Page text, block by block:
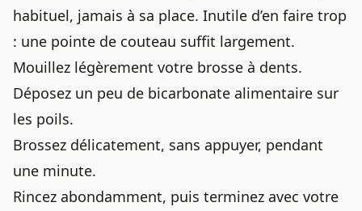
habituel, jamais à sa place. Inutile d’en faire trop
: une pointe de couteau suffit largement.
Mouillez légèrement votre brosse à dents.
Déposez un peu de bicarbonate alimentaire sur
les poils.
Brossez délicatement, sans appuyer, pendant
une minute.
Rincez abondamment, puis terminez avec votre